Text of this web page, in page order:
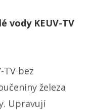
vody KEUV-TV
TV bez
železa
Upravují